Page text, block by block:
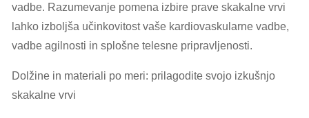
vadbe. Razumevanje pomena izbire prave skakalne vrvi
lahko izboljša učinkovitost vaše kardiovaskularne vadbe,
vadbe agilnosti in splošne telesne pripravljenosti.
Dolžine in materiali po meri: prilagodite svojo izkušnjo
skakalne vrvi